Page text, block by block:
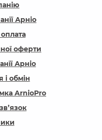
Арніо
оферти
Арніо
і обмін
ArnioPro